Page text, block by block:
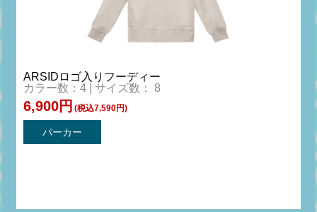
ARSIDロゴ入りフーディー
カラー数：4 | サイズ数： 8
6,900円 (税込7,590円)
パーカー